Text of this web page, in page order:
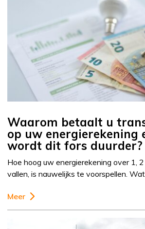
Waarom betaalt u
op uw energierekening
wordt dit fors duurder?
Hoe hoog uw energierekening over 1,
vallen, is nauwelijks te voorspellen.
Meer